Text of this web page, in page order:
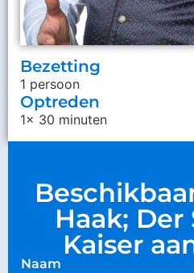
Bezetting
1 persoon
Optreden
1x 30 minuten
Haak;
Kaiser
Naam